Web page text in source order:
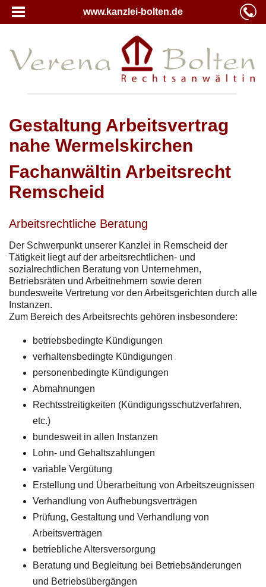
www.kanzlei-bolten.de
Gestaltung Arbeitsvertrag
nahe Wermelskirchen
Fachanwältin Arbeitsrecht
Remscheid
Arbeitsrechtliche Beratung
Der Schwerpunkt unserer Kanzlei in Remscheid der
Tätigkeit liegt auf der arbeitsrechtlichen- und
sozialrechtlichen Beratung von Unternehmen,
Betriebsräten und Arbeitnehmern sowie deren
bundesweite Vertretung vor den Arbeitsgerichten durch alle
Instanzen.
Zum Bereich des Arbeitsrechts gehören insbesondere:
betriebsbedingte Kündigungen
verhaltensbedingte Kündigungen
personenbedingte Kündigungen
Abmahnungen
Rechtsstreitigkeiten (Kündigungsschutzverfahren,
etc.)
bundesweit in allen Instanzen
Lohn- und Gehaltszahlungen
variable Vergütung
Erstellung und Überarbeitung von Arbeitszeugnissen
Verhandlung von Aufhebungsverträgen
Prüfung, Gestaltung und Verhandlung von
Arbeitsverträgen
betriebliche Altersversorgung
Beratung und Begleitung bei Betriebsänderungen
und Betriebsübergängen